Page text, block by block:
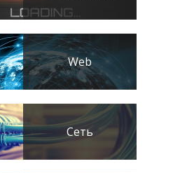
Web
Сеть